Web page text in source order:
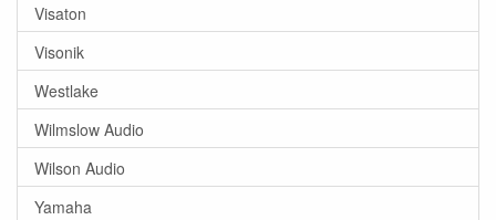
Visaton
Visonik
Westlake
Wilmslow Audio
Wilson Audio
Yamaha